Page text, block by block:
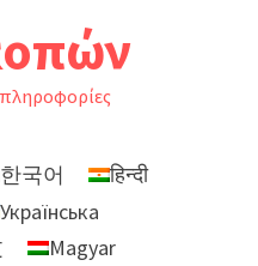
한국어
हिन्दी
Українська
Magyar